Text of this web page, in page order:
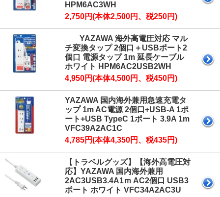
HPM6AC3WH
2,750円(本体2,500円、税250円)
YAZAWA 海外高電圧対応 マル
チ変換タップ 2個口＋USBポート2
個口 電源タップ 1m 延長ケーブル
ホワイト HPM6AC2USB2WH
4,950円(本体4,500円、税450円)
YAZAWA 国内海外兼用急速充電タ
ップ 1m AC電源 2個口+USB-A 1ポ
ート+USB TypeC 1ポート 3.9A 1m
VFC39A2AC1C
4,785円(本体4,350円、税435円)
【トラベルグッズ】【海外高電圧対
応】YAZAWA 国内海外兼用
2AC3USB3.4A1ｍ AC2個口 USB3
ポート ホワイト VFC34A2AC3U